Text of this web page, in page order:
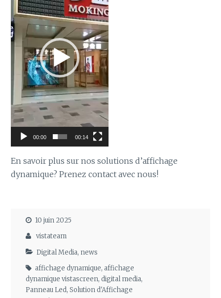
00:00 00:14
En savoir plus sur nos solutions d’affichage
dynamique? Prenez contact avec nous!
10 juin 2025
vistateam
Digital Media, news
affichage dynamique,affichage
dynamique vistascreen,digital media,
Panneau Led,Solution d'Affichage